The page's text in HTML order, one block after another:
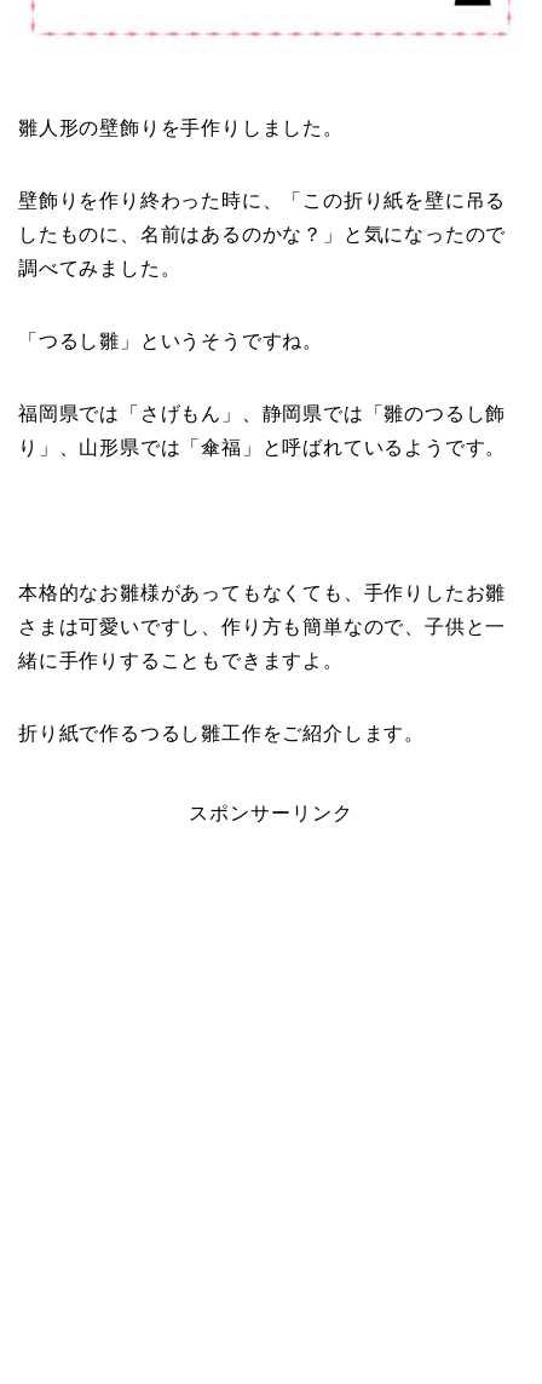
雛人形の壁飾りを手作りしました。
壁飾りを作り終わった時に、「この折り紙を壁に吊る
したものに、名前はあるのかな？」と気になったので
調べてみました。
「つるし雛」というそうですね。
福岡県では「さげもん」、静岡県では「雛のつるし飾
り」、山形県では「傘福」と呼ばれているようです。
本格的なお雛様があってもなくても、手作りしたお雛
さまは可愛いですし、作り方も簡単なので、子供と一
緒に手作りすることもできますよ。
折り紙で作るつるし雛工作をご紹介します。
スポンサーリンク